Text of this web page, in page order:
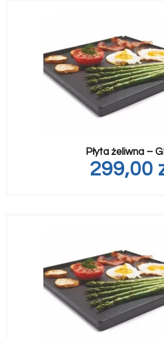
Płyta żeliwna –
299,00